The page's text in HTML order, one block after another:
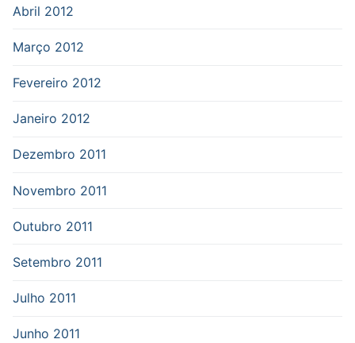
Abril 2012
Março 2012
Fevereiro 2012
Janeiro 2012
Dezembro 2011
Novembro 2011
Outubro 2011
Setembro 2011
Julho 2011
Junho 2011